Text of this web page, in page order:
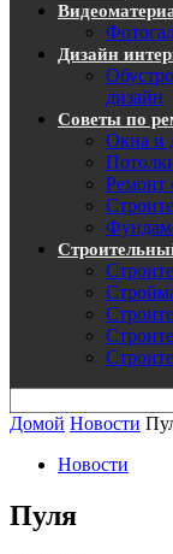
Дизайн
дизайн
Советы по
Окна и
Ремонт
Домой Новости
Новости
Пуля